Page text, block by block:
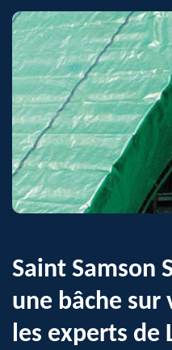
Saint Samson
une bâche
les experts de